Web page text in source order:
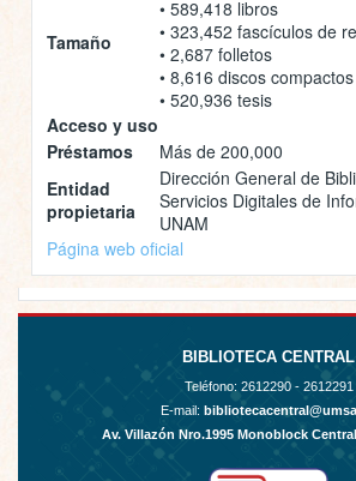
Tamaño
• 589,418 libros
• 323,452 fascículos de
• 2,687 folletos
• 8,616 discos compactos
• 520,936 tesis
Acceso y uso
Préstamos
Más de 200,000
Entidad
propietaria
Dirección General de
Servicios Digitales de
UNAM
Página web oficial
BIBLIOTECA CENTRAL
Teléfono: 2612290 - 2612291
E-mail:
Av. Villazón Nro.1995 Monoblock